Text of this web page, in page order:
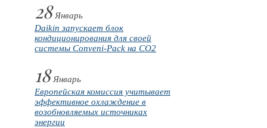
28Январь
Daikin запускает блок
кондиционирования для своей
системы Conveni-Pack на CO2
18Январь
Европейская комиссия учитывает
эффективное охлаждение в
возобновляемых источниках
энергии